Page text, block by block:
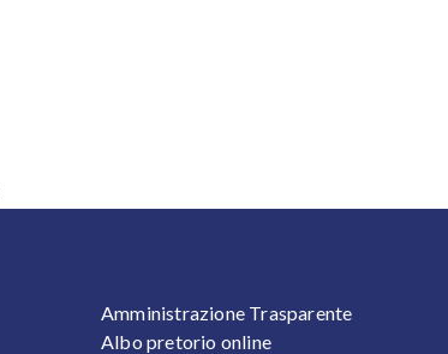
FOOTER 1
Amministrazione Trasparente
Albo pretorio online